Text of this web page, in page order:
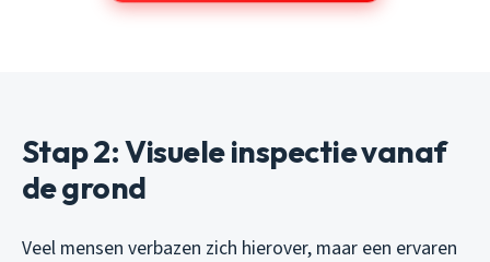
Stap 2: Visuele inspectie vanaf
de grond
Veel mensen verbazen zich hierover, maar een ervaren